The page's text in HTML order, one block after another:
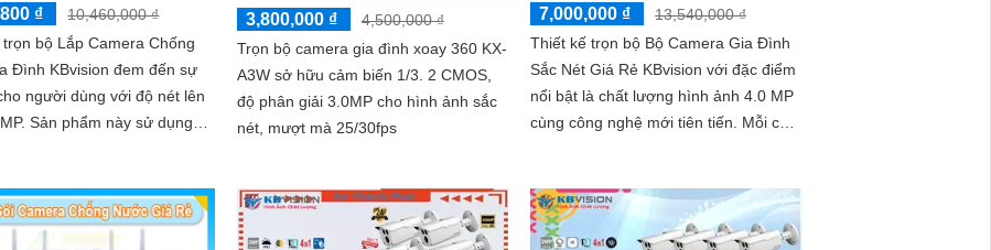
₫
10,460,000 ₫
bộ Lắp Camera Chống
Đình KBvision đem đến sự
người dùng với độ nét lên
sử dụng
3,800,000 ₫
4,500,000 ₫
Trọn bộ camera gia đình xoay 360 KX-
A3W sở hữu cảm biến 1/3. 2 CMOS,
độ phân giải 3.0MP cho hình ảnh sắc
nét, mượt mà 25/30fps
7,000,000 ₫
13,540,000 ₫
Thiết kế trọn bộ Bộ Camera Gia Đình
Sắc Nét Giá Rẻ KBvision với đặc điểm
nổi bật là chất lượng hình ảnh 4.0 MP
cùng công nghệ mới tiên tiến. Mỗi chi